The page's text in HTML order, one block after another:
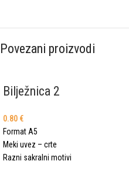
Povezani proizvodi
Bilježnica 2
0.80 €
Format A5
Meki uvez – crte
Razni sakralni motivi